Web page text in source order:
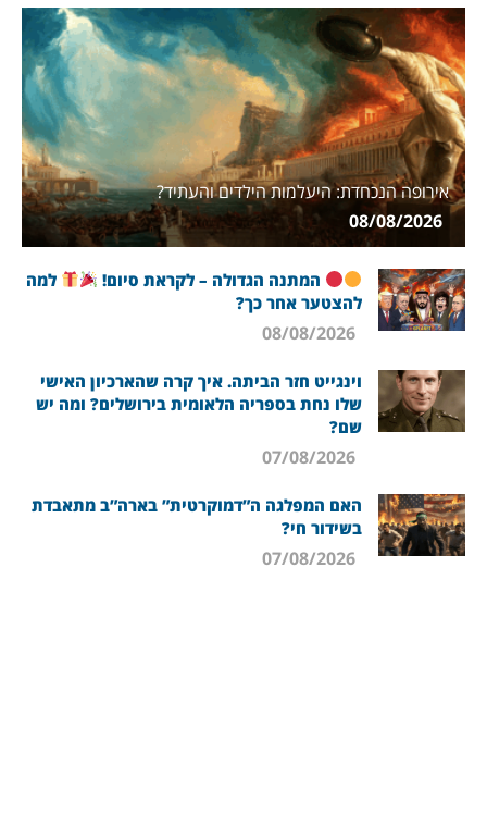
אירופה הנכחדת: היעלמות הילדים והעתיד?
המתנה הגדולה – לקראת סיום!
למה
להצטער אחר כך?
וינגייט חזר הביתה. איך קרה שהארכיון האישי
שלו נחת בספריה הלאומית בירושלים? ומה יש
שם?
האם המפלגה ה”דמוקרטית” בארה”ב מתאבדת
בשידור חי?